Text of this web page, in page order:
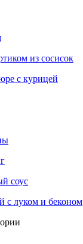
из сосисок
с курицей
соус
с луком и беконом